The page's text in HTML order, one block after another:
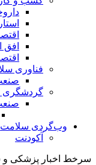
افق
فناوری
گردشگری
وب‌گردی سلامت
آکودنت
سرخط اخبار پزشکی و